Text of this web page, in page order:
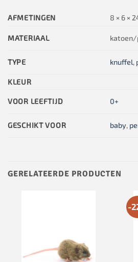
AFMETINGEN 8 × 6 ×
MATERIAAL
TYPE knuffel,
KLEUR
VOOR LEEFTIJD 0+
GESCHIKT VOOR baby,
GERELATEERDE PRODUCTEN
-